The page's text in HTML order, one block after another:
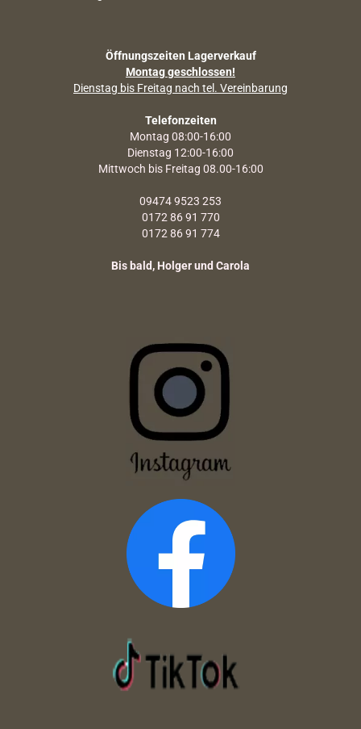
Öffnungszeiten Lagerverkauf
Montag geschlossen!
Dienstag bis Freitag nach tel. Vereinbarung
Telefonzeiten
Montag 08:00-16:00
Dienstag 12:00-16:00
Mittwoch bis Freitag 08.00-16:00
09474 9523 253
0172 86 91 770
0172 86 91 774
Bis bald, Holger und Carola